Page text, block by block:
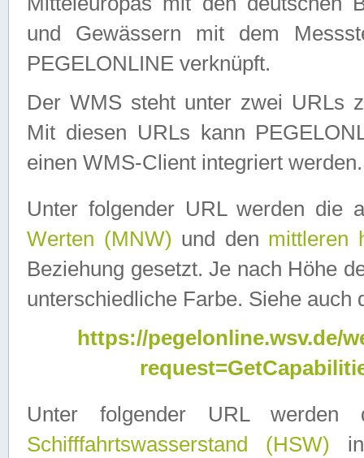
und Gewässern mit dem
PEGELONLINE verknüpft.
Der WMS steht unter zwei URLs
Mit diesen URLs kann
einen WMS-Client integriert werden.
Unter folgender URL werden die
Werten (MNW) und den mittleren
Beziehung gesetzt. Je nach Höhe
unterschiedliche Farbe. Siehe auch
https://pegelonline.wsv.de/
Unter folgender URL
Schifffahrtswasserstand (HSW)